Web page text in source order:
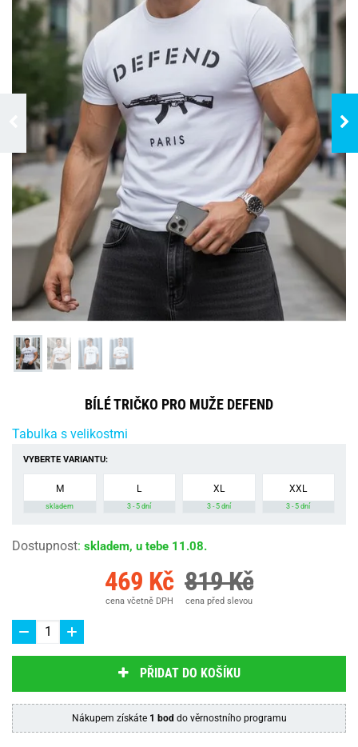
BÍLÉ TRIČKO PRO MUŽE DEFEND
Tabulka s velikostmi
VYBERTE VARIANTU:
M
skladem
L
3 - 5 dní
XL
3 - 5 dní
XXL
3 - 5 dní
Dostupnost: skladem, u tebe 11.08.
469 Kč
cena včetně DPH
819 Kč
cena před slevou
PŘIDAT DO KOŠÍKU
Nákupem získáte 1 bod do věrnostního programu